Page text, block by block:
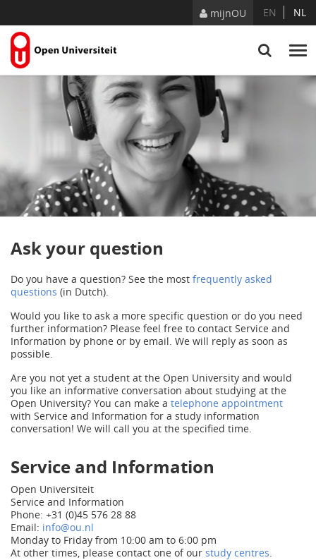
mijnOU EN NL
Ask your question
Do you have a question? See the most frequently asked
questions (in Dutch).
Would you like to ask a more specific question or do you need
further information? Please feel free to contact Service and
Information by phone or by email. We will reply as soon as
possible.
Are you not yet a student at the Open University and would
you like an informative conversation about studying at the
Open University? You can make a telephone appointment
with Service and Information for a study information
conversation! We will call you at the specified time.
Service and Information
Open Universiteit
Service and Information
Phone: +31 (0)45 576 28 88
Email: info@ou.nl
Monday to Friday from 10:00 am to 6:00 pm
At other times, please contact one of our study centres.